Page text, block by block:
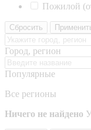
Пожилой
Сбросить
Город, регион
Популярные
Все регионы
Ничего не найдено